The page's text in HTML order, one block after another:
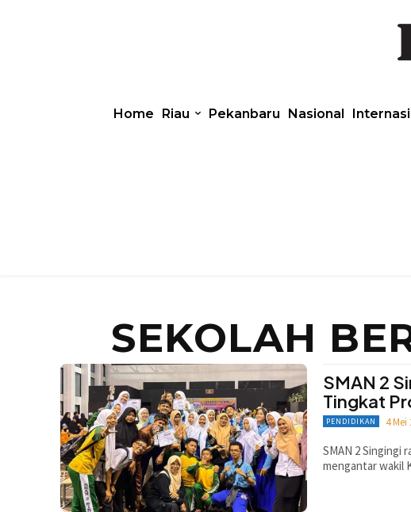
Home Riau Pekanbaru Nasional
SEKOLAH
SMAN 2
Tingkat
PENDIDIKAN 4 Mei
SMAN 2 Singingi
mengantar wakil